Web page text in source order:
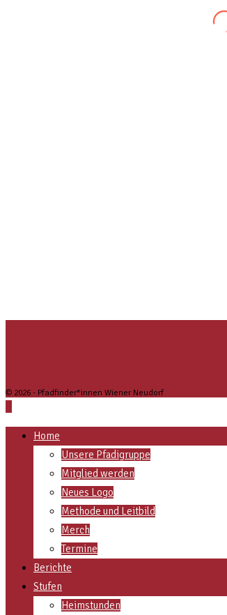
© 2026 - Pfadfinder*innen Wiener Neudorf
Home
Unsere Pfadigruppe
Mitglied werden
Neues Logo
Methode und Leitbild
Merch
Termine
Berichte
Stufen
Heimstunden